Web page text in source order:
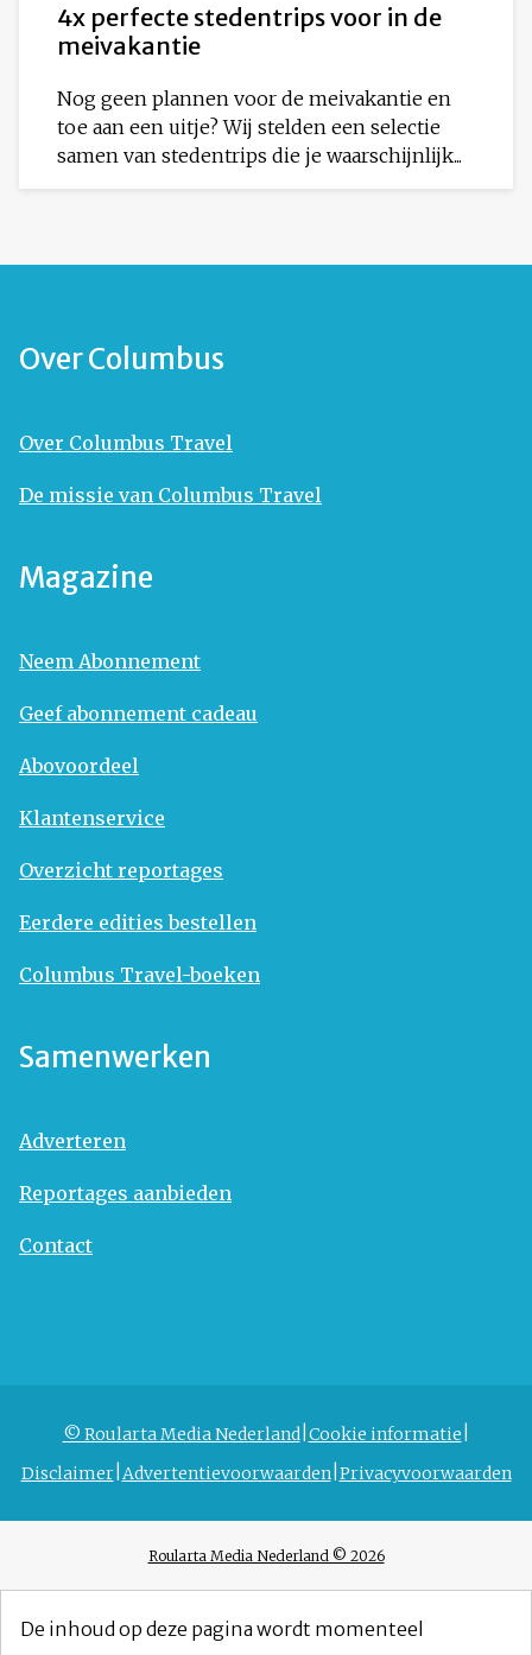
4x perfecte stedentrips voor in de
meivakantie
Nog geen plannen voor de meivakantie en
toe aan een uitje? Wij stelden een selectie
samen van stedentrips die je waarschijnlijk...
Over Columbus
Over Columbus Travel
De missie van Columbus Travel
Magazine
Neem Abonnement
Geef abonnement cadeau
Abovoordeel
Klantenservice
Overzicht reportages
Eerdere edities bestellen
Columbus Travel-boeken
Samenwerken
Adverteren
Reportages aanbieden
Contact
© Roularta Media Nederland Cookie informatie
Disclaimer Advertentievoorwaarden Privacyvoorwaarden
Roularta Media Nederland © 2026
De inhoud op deze pagina wordt momenteel